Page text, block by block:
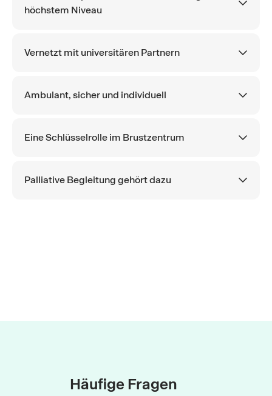
höchstem Niveau
Vernetzt mit universitären Partnern
Ambulant, sicher und individuell
Eine Schlüsselrolle im Brustzentrum
Palliative Begleitung gehört dazu
Häufige Fragen